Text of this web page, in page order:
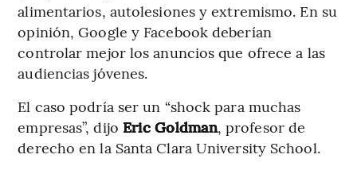
alimentarios, autolesiones y extremismo. En su
opinión, Google y Facebook deberían
controlar mejor los anuncios que ofrece a las
audiencias jóvenes.
El caso podría ser un “shock para muchas
empresas”, dijo Eric Goldman, profesor de
derecho en la Santa Clara University School.